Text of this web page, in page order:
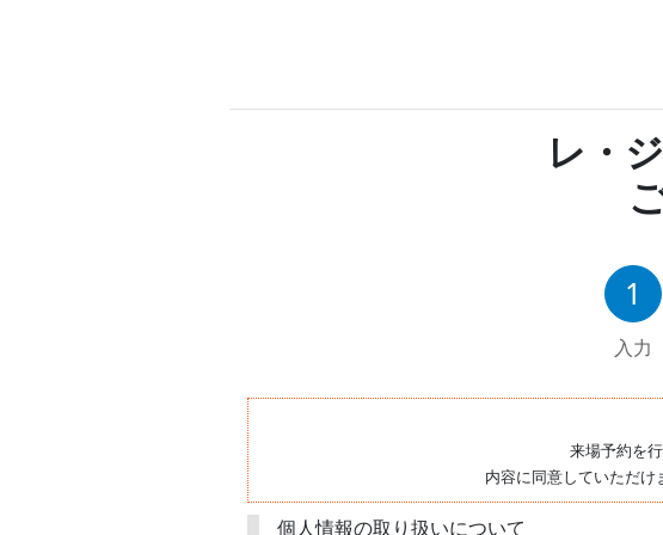
レ・
1
入力
来場予約を
内容に同意していただ
個人情報の取り扱いについて